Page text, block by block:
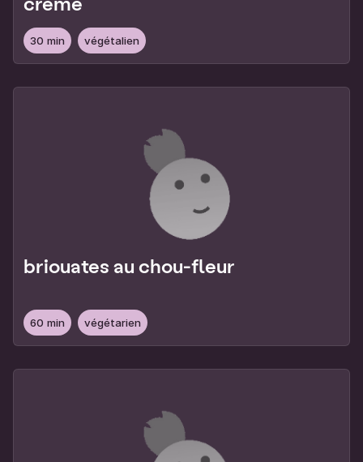
30 min végétalien
briouates au chou-fleur
60 min végétarien